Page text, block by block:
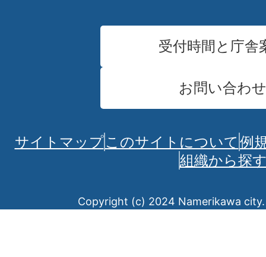
受付時間と庁舎
お問い合わせ
サイトマップこのサイトについて 例
組織から探
Copyright (c) 2024 Namerikawa